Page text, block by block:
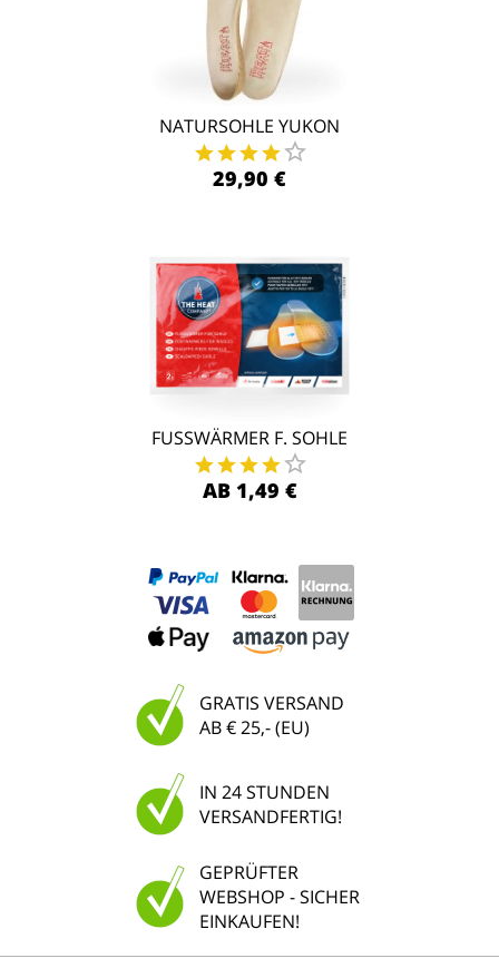
NATURSOHLE YUKON
29,90 €
FUSSWÄRMER F. SOHLE
AB 1,49 €
GRATIS VERSAND
AB € 25,- (EU)
IN 24 STUNDEN
VERSANDFERTIG!
GEPRÜFTER
WEBSHOP - SICHER
EINKAUFEN!